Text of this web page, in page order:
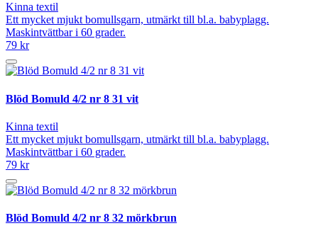
Kinna textil
Ett mycket mjukt bomullsgarn, utmärkt till bl.a. babyplagg.
Maskintvättbar i 60 grader.
79 kr
Blöd Bomuld 4/2 nr 8 31 vit
Kinna textil
Ett mycket mjukt bomullsgarn, utmärkt till bl.a. babyplagg.
Maskintvättbar i 60 grader.
79 kr
Blöd Bomuld 4/2 nr 8 32 mörkbrun